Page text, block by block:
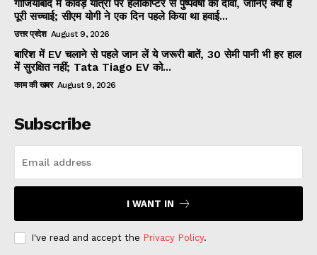
गाजियाबाद में कांवड़ यात्रा पर हेलीकॉप्टर से पुष्पवर्षा का दावा, जानिए क्या है
पूरी सच्चाई; सीएम योगी ने एक दिन पहले किया था हवाई...
उत्तर प्रदेश August 9, 2026
बारिश में EV चलाने से पहले जान लें ये जरूरी बातें, 30 सेमी पानी भी हर हाल
में सुरक्षित नहीं; Tata Tiago EV को...
काम की खबर August 9, 2026
Subscribe
I WANT IN
I've read and accept the Privacy Policy.